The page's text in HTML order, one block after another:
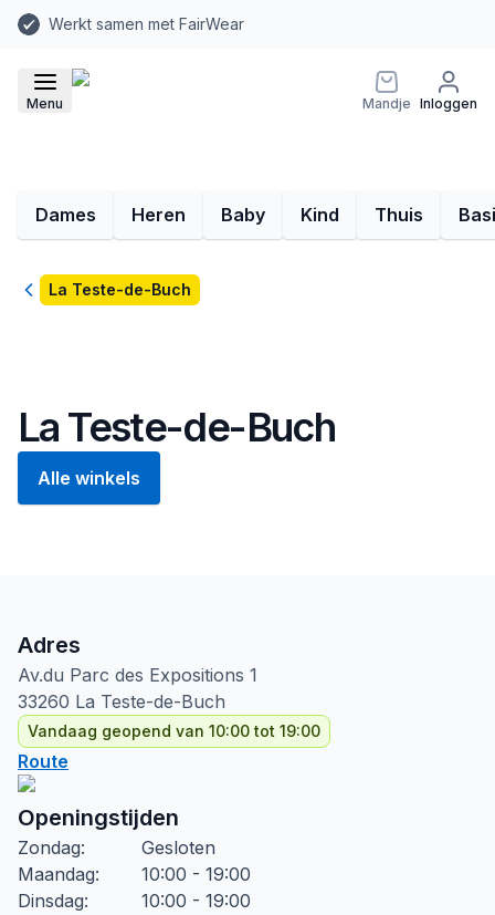
Werkt samen met FairWear
Menu Mandje Inloggen
Dames Heren Baby Kind Thuis
TerugLa Teste-de-Buch
La Teste-de-Buch
Alle winkels
Adres
Av.du Parc des Expositions 1
33260 La Teste-de-Buch
Vandaag geopend van 10:00 tot 19:00
Route
Openingstijden
Zondag:
Gesloten
Maandag:
10:00 - 19:00
Dinsdag:
10:00 - 19:00